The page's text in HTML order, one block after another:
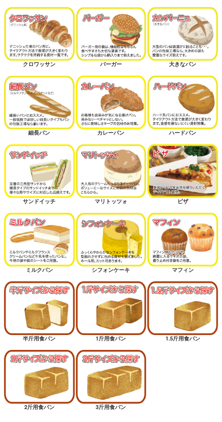
クロワッサン バーガー 大きなパン
細長パン カレーパン ハードパン
サンドイッチ マリトッツォ ピザ
ミルクパン シフォンケーキ マフィン
半斤用食パン 1斤用食パン 1.5斤用食パン
2斤用食パン 3斤用食パン